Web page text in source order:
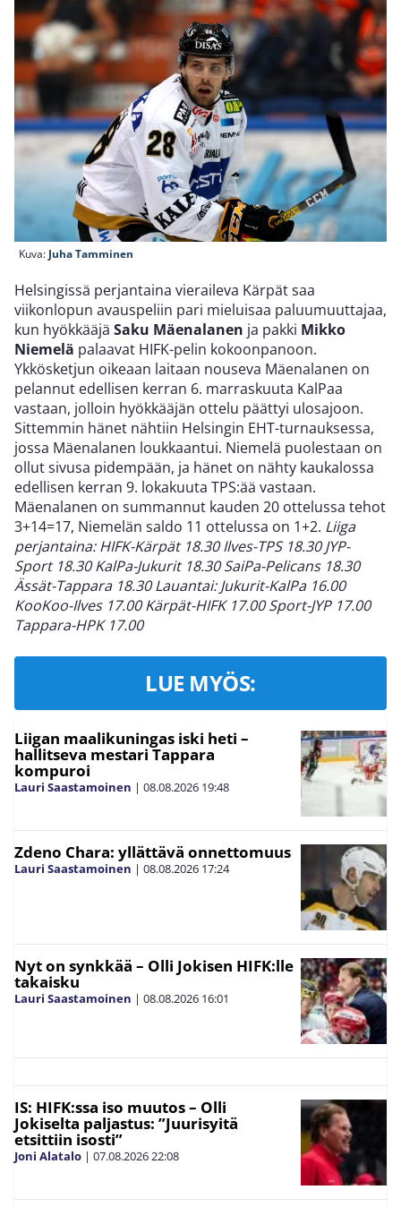
Kuva: Juha Tamminen
Helsingissä perjantaina vieraileva Kärpät saa
viikonlopun avauspeliin pari mieluisaa paluumuuttajaa,
kun hyökkääjä Saku Mäenalanen ja pakki Mikko
Niemelä palaavat HIFK-pelin kokoonpanoon.
Ykkösketjun oikeaan laitaan nouseva Mäenalanen on
pelannut edellisen kerran 6. marraskuuta KalPaa
vastaan, jolloin hyökkääjän ottelu päättyi ulosajoon.
Sittemmin hänet nähtiin Helsingin EHT-turnauksessa,
jossa Mäenalanen loukkaantui. Niemelä puolestaan on
ollut sivusa pidempään, ja hänet on nähty kaukalossa
edellisen kerran 9. lokakuuta TPS:ää vastaan.
Mäenalanen on summannut kauden 20 ottelussa tehot
3+14=17, Niemelän saldo 11 ottelussa on 1+2. Liiga
perjantaina: HIFK-Kärpät 18.30 Ilves-TPS 18.30 JYP-
Sport 18.30 KalPa-Jukurit 18.30 SaiPa-Pelicans 18.30
Ässät-Tappara 18.30 Lauantai: Jukurit-KalPa 16.00
KooKoo-Ilves 17.00 Kärpät-HIFK 17.00 Sport-JYP 17.00
Tappara-HPK 17.00
LUE MYÖS:
Liigan maalikuningas iski heti –
hallitseva mestari Tappara
kompuroi
Lauri Saastamoinen | 08.08.2026 19:48
Zdeno Chara: yllättävä onnettomuus
Lauri Saastamoinen | 08.08.2026 17:24
Nyt on synkkää – Olli Jokisen HIFK:lle
takaisku
Lauri Saastamoinen | 08.08.2026 16:01
IS: HIFK:ssa iso muutos – Olli
Jokiselta paljastus: ”Juurisyitä
etsittiin isosti”
Joni Alatalo | 07.08.202622:08